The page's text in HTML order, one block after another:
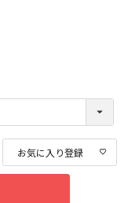
お気に入り登録